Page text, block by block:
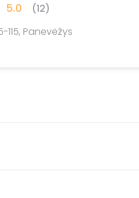
5.0
(12)
115, Panevėžys